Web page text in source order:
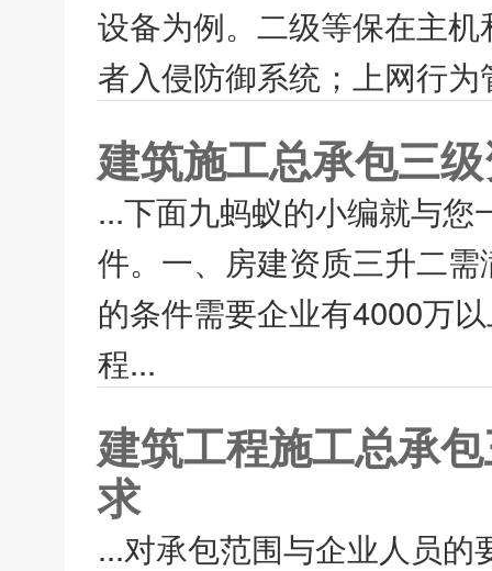
设备为例。二级等保在主
者入侵防御系统；上网行
建筑施工总承包三
...下面九蚂蚁的小编就与
件。一、房建资质三升二
的条件需要企业有4000万
程...
建筑工程施工总承
求
...对承包范围与企业人员